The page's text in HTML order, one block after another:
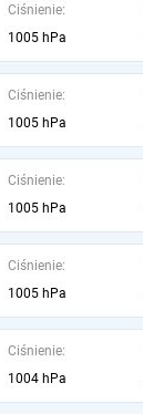
Ciśnienie:
1005 hPa
Ciśnienie:
1005 hPa
Ciśnienie:
1005 hPa
Ciśnienie:
1005 hPa
Ciśnienie:
1004 hPa